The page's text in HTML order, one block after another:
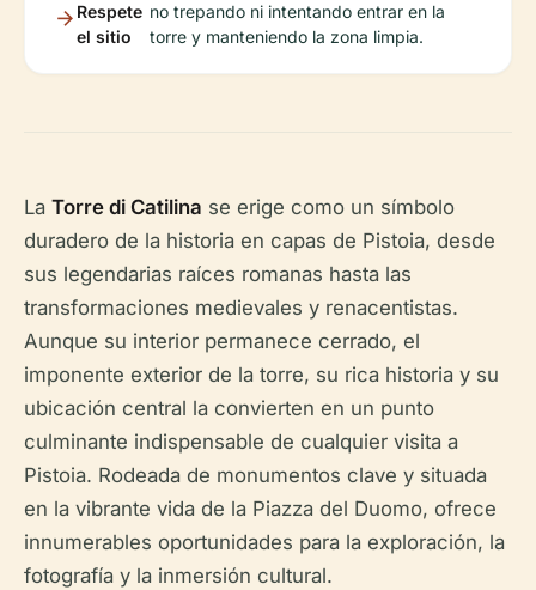
Respete
el sitio
no trepando ni intentando entrar en la
torre y manteniendo la zona limpia.
La Torre di Catilina se erige como un símbolo
duradero de la historia en capas de Pistoia, desde
sus legendarias raíces romanas hasta las
transformaciones medievales y renacentistas.
Aunque su interior permanece cerrado, el
imponente exterior de la torre, su rica historia y su
ubicación central la convierten en un punto
culminante indispensable de cualquier visita a
Pistoia. Rodeada de monumentos clave y situada
en la vibrante vida de la Piazza del Duomo, ofrece
innumerables oportunidades para la exploración, la
fotografía y la inmersión cultural.